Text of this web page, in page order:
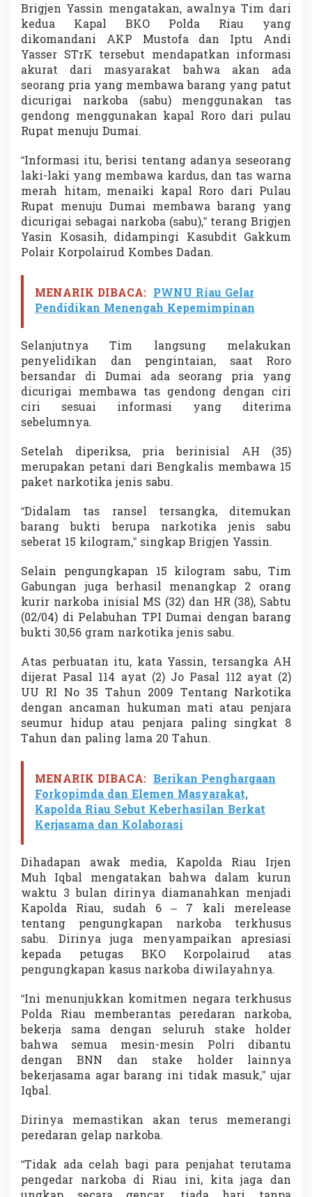
k
a
l
s
i
b
e
k
P
o
l
a
i
r
u
d
Brigjen Yassin mengatakan, awalnya Tim dari
kedua Kapal BKO Polda Riau yang
dikomandani AKP Mustofa dan Iptu Andi
Yasser STrK tersebut mendapatkan informasi
akurat dari masyarakat bahwa akan ada
seorang pria yang membawa barang yang patut
dicurigai narkoba (sabu) menggunakan tas
gendong menggunakan kapal Roro dari pulau
Rupat menuju Dumai.
“Informasi itu, berisi tentang adanya seseorang
laki-laki yang membawa kardus, dan tas warna
merah hitam, menaiki kapal Roro dari Pulau
Rupat menuju Dumai membawa barang yang
dicurigai sebagai narkoba (sabu),” terang Brigjen
Yasin Kosasih, didampingi Kasubdit Gakkum
Polair Korpolairud Kombes Dadan.
MENARIK DIBACA: PWNU Riau Gelar
Pendidikan Menengah Kepemimpinan
Selanjutnya Tim langsung melakukan
penyelidikan dan pengintaian, saat Roro
bersandar di Dumai ada seorang pria yang
dicurigai membawa tas gendong dengan ciri
ciri sesuai informasi yang diterima
sebelumnya.
Setelah diperiksa, pria berinisial AH (35)
merupakan petani dari Bengkalis membawa 15
paket narkotika jenis sabu.
“Didalam tas ransel tersangka, ditemukan
barang bukti berupa narkotika jenis sabu
seberat 15 kilogram,” singkap Brigjen Yassin.
Selain pengungkapan 15 kilogram sabu, Tim
Gabungan juga berhasil menangkap 2 orang
kurir narkoba inisial MS (32) dan HR (38), Sabtu
(02/04) di Pelabuhan TPI Dumai dengan barang
bukti 30,56 gram narkotika jenis sabu.
Atas perbuatan itu, kata Yassin, tersangka AH
dijerat Pasal 114 ayat (2) Jo Pasal 112 ayat (2)
UU RI No 35 Tahun 2009 Tentang Narkotika
dengan ancaman hukuman mati atau penjara
seumur hidup atau penjara paling singkat 8
Tahun dan paling lama 20 Tahun.
MENARIK DIBACA: Berikan Penghargaan
Forkopimda dan Elemen Masyarakat,
Kapolda Riau Sebut Keberhasilan Berkat
Kerjasama dan Kolaborasi
Dihadapan awak media, Kapolda Riau Irjen
Muh Iqbal mengatakan bahwa dalam kurun
waktu 3 bulan dirinya diamanahkan menjadi
Kapolda Riau, sudah 6 – 7 kali merelease
tentang pengungkapan narkoba terkhusus
sabu. Dirinya juga menyampaikan apresiasi
kepada petugas BKO Korpolairud atas
pengungkapan kasus narkoba diwilayahnya.
“Ini menunjukkan komitmen negara terkhusus
Polda Riau memberantas peredaran narkoba,
bekerja sama dengan seluruh stake holder
bahwa semua mesin-mesin Polri dibantu
dengan BNN dan stake holder lainnya
bekerjasama agar barang ini tidak masuk,” ujar
Iqbal.
Dirinya memastikan akan terus memerangi
peredaran gelap narkoba.
“Tidak ada celah bagi para penjahat terutama
pengedar narkoba di Riau ini, kita jaga dan